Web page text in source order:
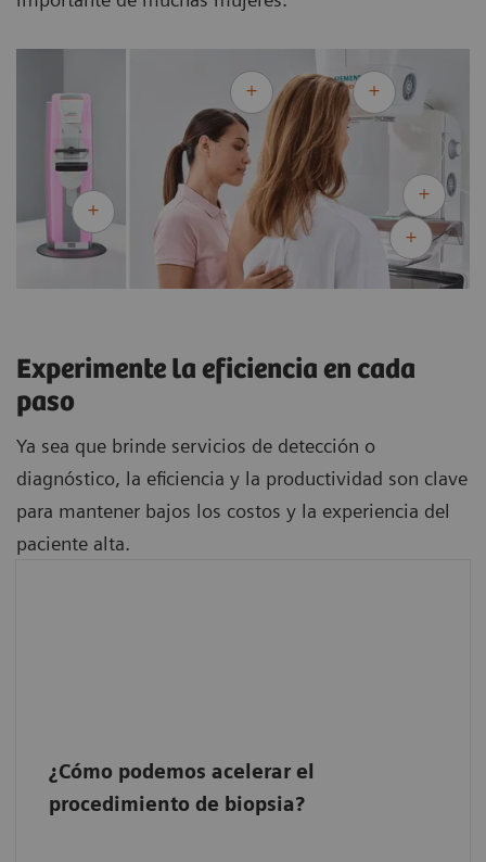
Experimente la eficiencia en cada
paso
Ya sea que brinde servicios de detección o
diagnóstico, la eficiencia y la productividad son clave
para mantener bajos los costos y la experiencia del
paciente alta.
¿Cómo podemos acelerar el
procedimiento de biopsia?